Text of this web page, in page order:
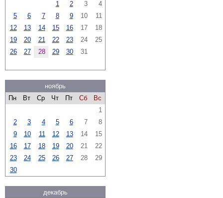
1 2 3
4
5
6 7 8 9 10
11
12
13 14 15 16 17
18
19
20 21 22 23 24
25
26
27 28 29 30 31
ноябрь
Пн
Вт Ср Чт Пт Сб
Вс
1
2
3 4 5 6 7
8
9
10 11 12 13 14
15
16
17 18 19 20 21
22
23
24 25 26 27 28
29
30
декабрь